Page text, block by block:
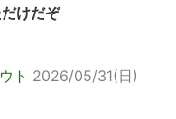
けだぞ
ト 2026/05/31(日)